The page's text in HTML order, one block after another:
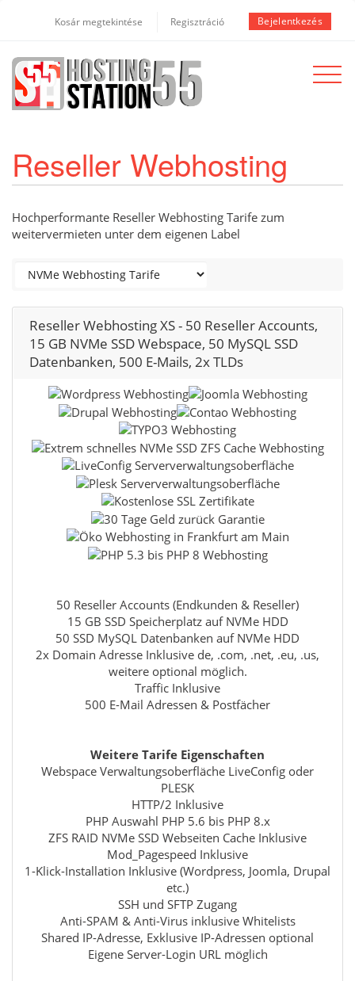
Kosár megtekintése Regisztráció Bejelentkezés
Toggle
Reseller Webhosting
Hochperformante Reseller Webhosting Tarife zum
weitervermieten unter dem eigenen Label
Reseller Webhosting XS - 50 Reseller Accounts,
15 GB NVMe SSD Webspace, 50 MySQL SSD
Datenbanken, 500 E-Mails, 2x TLDs
50 Reseller Accounts (Endkunden & Reseller)
15 GB SSD Speicherplatz auf NVMe HDD
50 SSD MySQL Datenbanken auf NVMe HDD
2x Domain Adresse Inklusive de, .com, .net, .eu, .us,
weitere optional möglich.
Traffic Inklusive
500 E-Mail Adressen & Postfächer
Weitere Tarife Eigenschaften
Webspace Verwaltungsoberfläche LiveConfig oder
PLESK
HTTP/2 Inklusive
PHP Auswahl PHP 5.6 bis PHP 8.x
ZFS RAID NVMe SSD Webseiten Cache Inklusive
Mod_Pagespeed Inklusive
1-Klick-Installation Inklusive (Wordpress, Joomla, Drupal
etc.)
SSH und SFTP Zugang
Anti-SPAM & Anti-Virus inklusive Whitelists
Shared IP-Adresse, Exklusive IP-Adressen optional
Eigene Server-Login URL möglich